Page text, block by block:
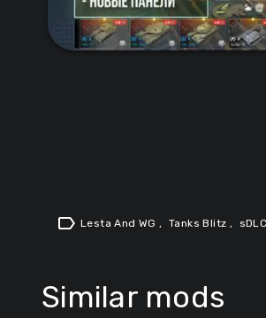
label Lesta And WG, Tanks Blitz ,
Similar mods